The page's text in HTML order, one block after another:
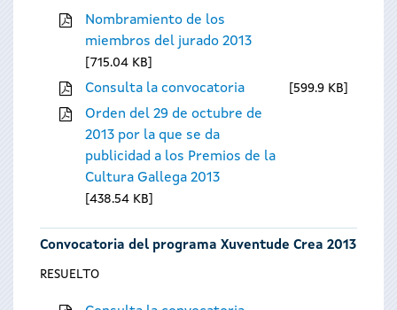
Nombramiento de los
miembros del jurado 2013
715.04 KB
Consulta la convocatoria 599.9 KB
Orden del 29 de octubre de
2013 por la que se da
publicidad a los Premios de la
Cultura Gallega 2013
438.54 KB
Convocatoria del programa Xuventude Crea 2013
RESUELTO